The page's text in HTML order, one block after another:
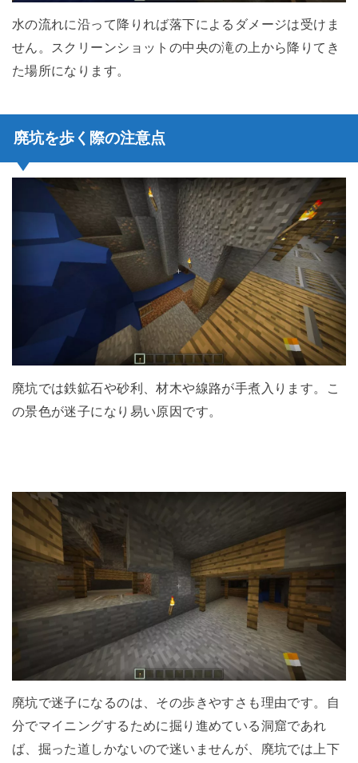
水の流れに沿って降りれば落下によるダメージは受けま
せん。スクリーンショットの中央の滝の上から降りてき
た場所になります。
廃坑を歩く際の注意点
廃坑では鉄鉱石や砂利、材木や線路が手煮入ります。こ
の景色が迷子になり易い原因です。
廃坑で迷子になるのは、その歩きやすさも理由です。自
分でマイニングするために掘り進めている洞窟であれ
ば、掘った道しかないので迷いませんが、廃坑では上下